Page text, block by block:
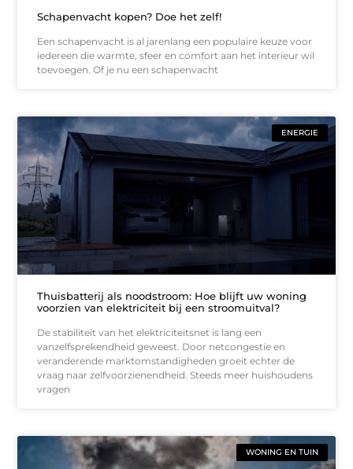
Schapenvacht kopen? Doe het zelf!
Een schapenvacht is al jarenlang een populaire keuze voor
iedereen die warmte, sfeer en comfort aan het interieur wil
toevoegen. Of je nu een schapenvacht
ENERGIE
Thuisbatterij als noodstroom: Hoe blijft uw woning
voorzien van elektriciteit bij een stroomuitval?
De stabiliteit van het elektriciteitsnet is lang een
vanzelfsprekendheid geweest. Door netcongestie en
veranderende marktomstandigheden groeit echter de
vraag naar zelfvoorzienendheid. Steeds meer huishoudens
vragen
WONING EN TUIN